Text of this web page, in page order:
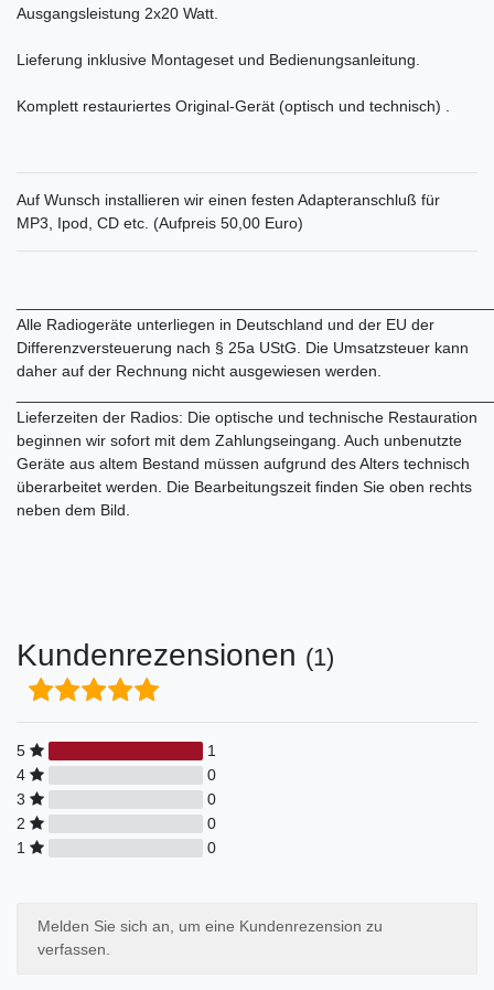
Ausgangsleistung 2x20 Watt.
Lieferung inklusive Montageset und Bedienungsanleitung.
Komplett restauriertes Original-Gerät (optisch und technisch) .
Auf Wunsch installieren wir einen festen Adapteranschluß für
MP3, Ipod, CD etc. (Aufpreis 50,00 Euro)
Alle Radiogeräte unterliegen in Deutschland und der EU der
Differenzversteuerung nach § 25a UStG. Die Umsatzsteuer kann
daher auf der Rechnung nicht ausgewiesen werden.
Lieferzeiten der Radios: Die optische und technische Restauration
beginnen wir sofort mit dem Zahlungseingang. Auch unbenutzte
Geräte aus altem Bestand müssen aufgrund des Alters technisch
überarbeitet werden. Die Bearbeitungszeit finden Sie oben rechts
neben dem Bild.
Kundenrezensionen (1)
5
1
4
0
3
0
2
0
1
0
Melden Sie sich an, um eine Kundenrezension zu
verfassen.